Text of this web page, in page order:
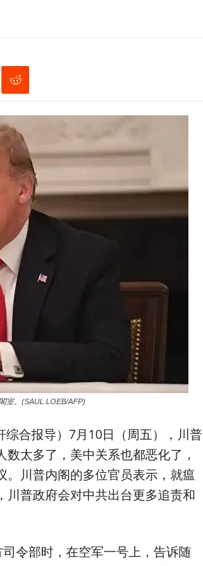
室。(SAUL LOEB/AFP)
合报导） 7月10日（周五），川普
太多了，美中关系也都恶化了，
川普内阁的多位官员表示，就瘟
普政府会对中共出台更多追责和
令部时，在空军一号上，告诉随